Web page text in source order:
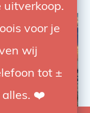
uitverkoop.
voor je
wij
tot ±
alles. ❤️